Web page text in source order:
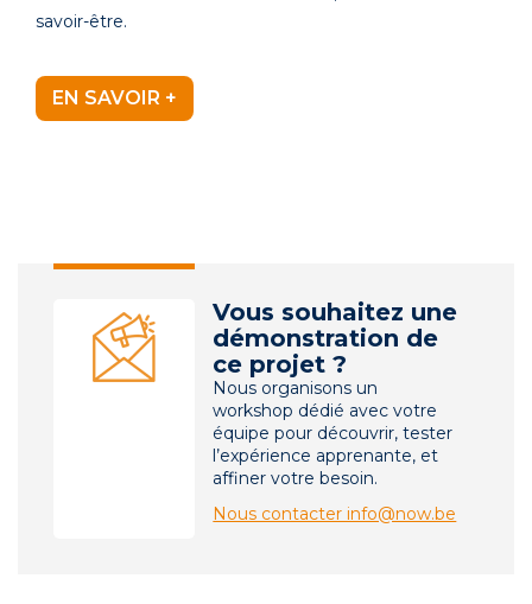
savoir-être.
EN SAVOIR +
Vous souhaitez une
démonstration de
ce projet ?
Nous organisons un
workshop dédié avec votre
équipe pour découvrir, tester
l’expérience apprenante, et
affiner votre besoin.
Nous contacter info@now.be